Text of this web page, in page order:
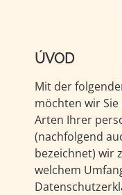
ÚVOD
Mit der
möchten wir
Arten Ihrer
(nachfolgend
bezeichnet) wir
welchem